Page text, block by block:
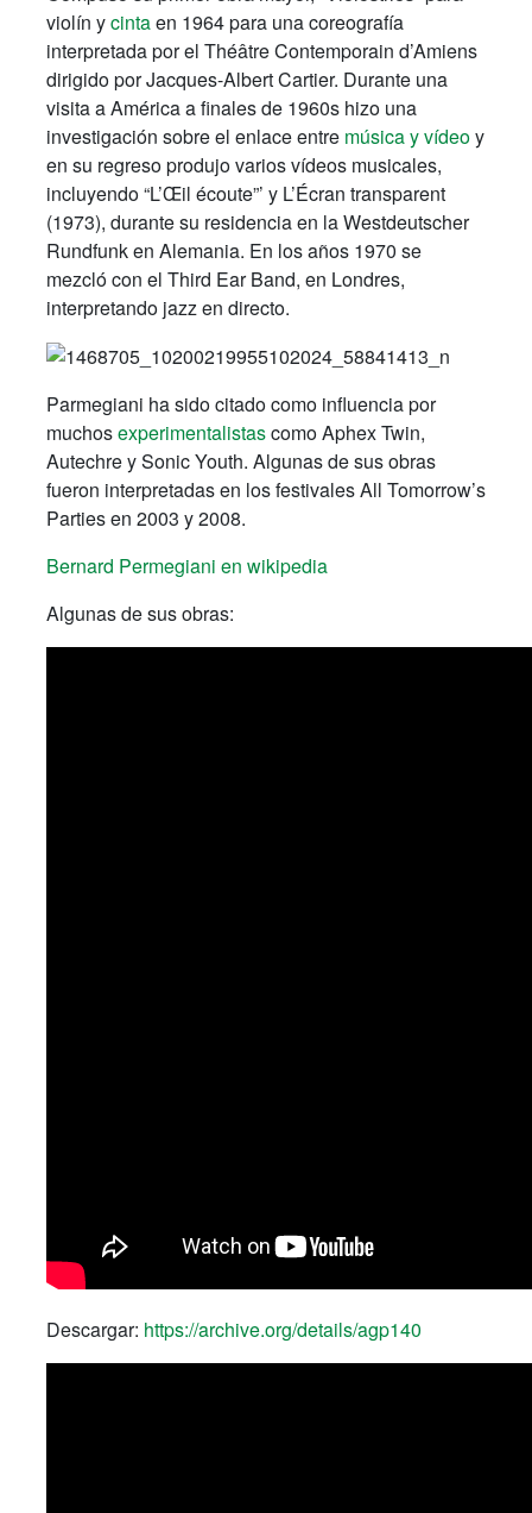
violín ycintaen 1964 para una coreografía
interpretada por el Théâtre Contemporain d’Amiens
dirigido por Jacques-Albert Cartier. Durante una
visita a América a finales de 1960s hizo una
investigación sobre el enlace entre música y vídeoy
en su regreso produjo varios vídeos musicales,
incluyendo “L’Œil écoute”’ y L’Écran transparent
(1973), durante su residencia en la Westdeutscher
Rundfunk en Alemania. En los años 1970 se
mezcló con el Third Ear Band, en Londres,
interpretando jazz en directo.
Parmegiani ha sido citado como influencia por
muchosexperimentalistascomo Aphex Twin,
Autechre y Sonic Youth. Algunas de sus obras
fueron interpretadas en los festivales All Tomorrow’s
Parties en 2003 y 2008.
Bernard Permegiani en wikipedia
Algunas de sus obras:
Descargar: https://archive.org/details/agp140